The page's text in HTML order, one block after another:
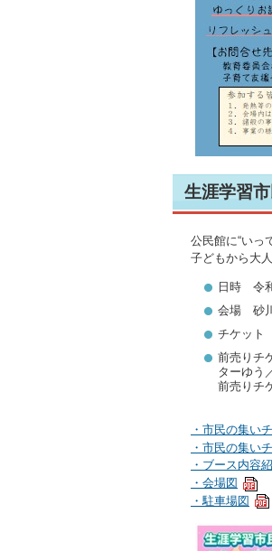
生涯学習
公民館に“いっ
子どもから大
日時 令
会場 砂
チケット
前売りチ
ターゆう
前売りチ
・市民の集い
・市民の集い
・ブース内容
・会場図
・駐車場図